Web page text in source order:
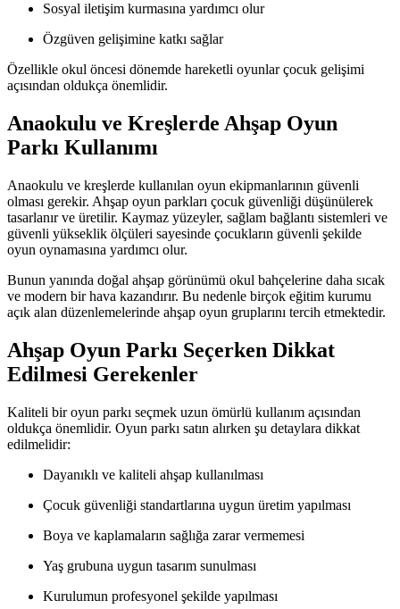
Sosyal iletişim kurmasına yardımcı olur
Özgüven gelişimine katkı sağlar
Özellikle okul öncesi dönemde hareketli oyunlar çocuk gelişimi
açısından oldukça önemlidir.
Anaokulu ve Kreşlerde Ahşap Oyun
Parkı Kullanımı
Anaokulu ve kreşlerde kullanılan oyun ekipmanlarının güvenli
olması gerekir. Ahşap oyun parkları çocuk güvenliği düşünülerek
tasarlanır ve üretilir. Kaymaz yüzeyler, sağlam bağlantı sistemleri ve
güvenli yükseklik ölçüleri sayesinde çocukların güvenli şekilde
oyun oynamasına yardımcı olur.
Bunun yanında doğal ahşap görünümü okul bahçelerine daha sıcak
ve modern bir hava kazandırır. Bu nedenle birçok eğitim kurumu
açık alan düzenlemelerinde ahşap oyun gruplarını tercih etmektedir.
Ahşap Oyun Parkı Seçerken Dikkat
Edilmesi Gerekenler
Kaliteli bir oyun parkı seçmek uzun ömürlü kullanım açısından
oldukça önemlidir. Oyun parkı satın alırken şu detaylara dikkat
edilmelidir:
Dayanıklı ve kaliteli ahşap kullanılması
Çocuk güvenliği standartlarına uygun üretim yapılması
Boya ve kaplamaların sağlığa zarar vermemesi
Yaş grubuna uygun tasarım sunulması
Kurulumun profesyonel şekilde yapılması